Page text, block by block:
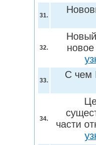
31.
32.
33.
С чем
34.
части